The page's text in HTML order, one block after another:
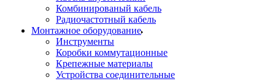
Комбинированый кабель
Радиочастотный кабель
Монтажное оборудование
Инструменты
Коробки коммутационные
Крепежные материалы
Устройства соединительные